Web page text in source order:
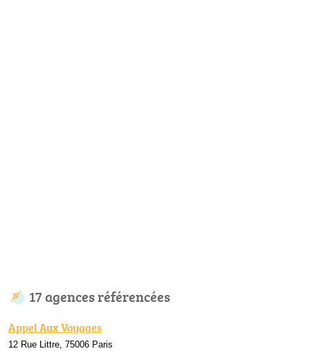
17 agences référencées
Appel Aux Voyages
12 Rue Littre, 75006 Paris